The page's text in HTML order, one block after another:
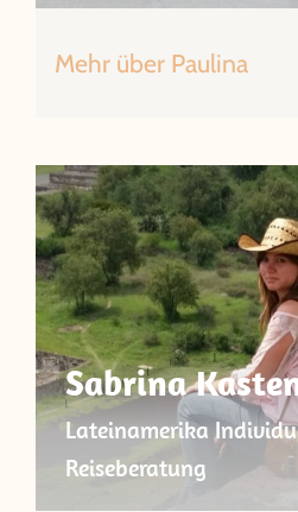
Mehr über Paulina
Sabrina
Lateinamerika
Reiseberatung